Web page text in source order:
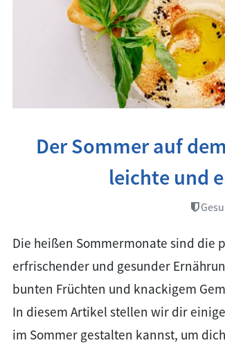
Der Sommer auf
leichte und
Die heißen Sommermonate sind die
erfrischender und gesunder
bunten Früchten und knackigem
In diesem Artikel stellen wir dir
im Sommer gestalten kannst, um